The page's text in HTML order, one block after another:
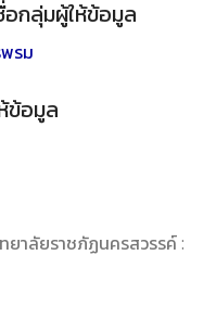
กลุ่มผู้ให้ข้อมูล
รม
ข้อมูล
ยาลัยราชภัฏนครสวรรค์ :